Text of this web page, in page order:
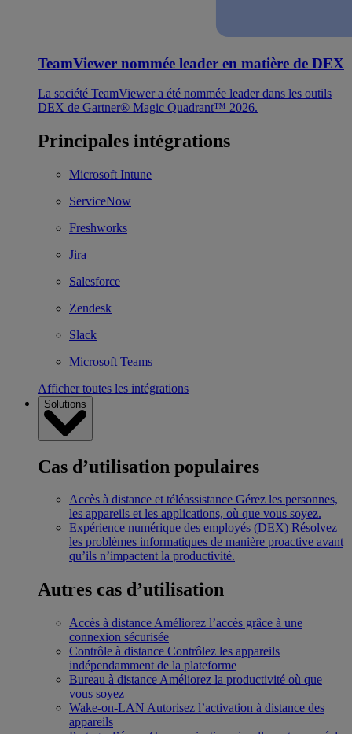
TeamViewer nommée leader en matière de DEX
La société TeamViewer a été nommée leader dans les outils
DEX de Gartner® Magic Quadrant™ 2026.
Principales intégrations
Microsoft Intune
ServiceNow
Freshworks
Jira
Salesforce
Zendesk
Slack
Microsoft Teams
Afficher toutes les intégrations
Solutions
Cas d’utilisation populaires
Accès à distance et téléassistance Gérez les personnes,
les appareils et les applications, où que vous soyez.
Expérience numérique des employés (DEX) Résolvez
les problèmes informatiques de manière proactive avant
qu’ils n’impactent la productivité.
Autres cas d’utilisation
Accès à distance Améliorez l’accès grâce à une
connexion sécurisée
Contrôle à distance Contrôlez les appareils
indépendamment de la plateforme
Bureau à distance Améliorez la productivité où que
vous soyez
Wake-on-LAN Autorisez l’activation à distance des
appareils